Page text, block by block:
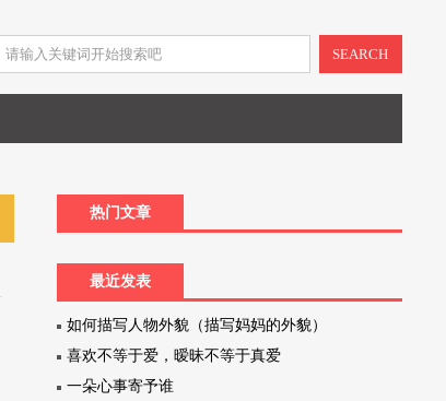
SEARCH
热门文章
最近发表
如何描写人物外貌（描写妈妈的外貌）
喜欢不等于爱，暧昧不等于真爱
一朵心事寄予谁